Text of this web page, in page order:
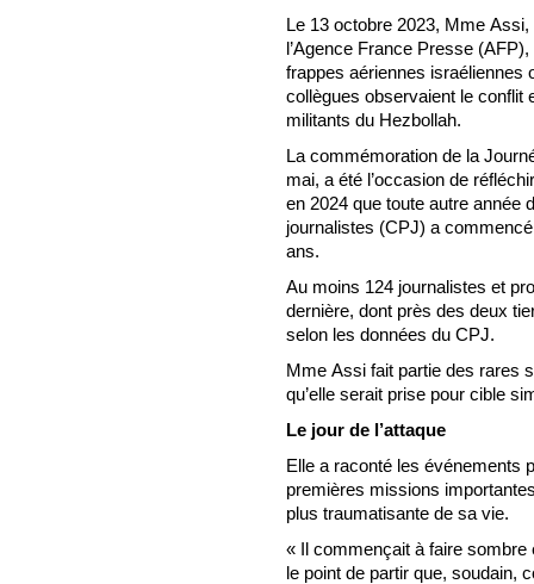
Le 13 octobre 2023, Mme
l’Agence France Presse
frappes aériennes israéliennes
collègues observaient le conflit
militants du Hezbollah.
La commémoration de la
mai, a été l’occasion de
en 2024 que toute autre année
journalistes (CPJ) a
ans.
Au moins 124 journalistes et
dernière, dont près des deux
selon les données du CPJ.
Mme Assi fait partie des rares
qu’elle serait prise pour cible
Le jour de l’attaque
Elle a raconté les événements
premières missions
plus traumatisante de sa vie.
« Il commençait à faire sombre
le point de partir que, soudain,